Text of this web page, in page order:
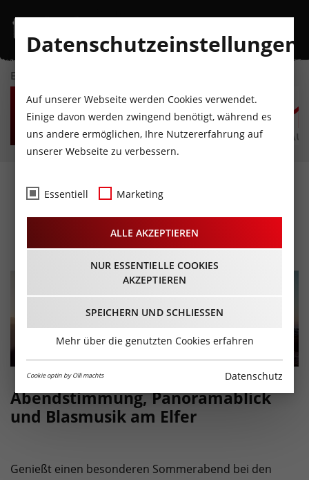
EVENTKALENDER
MO
10
AUGUST
DI
11
AUGUST
MI
12
AUGUST
DO
13
AUGUST
FR
14
AUGUST
Abendfahrt bei den
Elferbahnen
19.08.2026 - Beginn 17:00 Uhr
Abendstimmung, Panoramablick
und Blasmusik am Elfer
Genießt einen besonderen Sommerabend bei den
Datenschutzeinstellungen
Auf unserer Webseite werden Cookies verwendet.
Einige davon werden zwingend benötigt, während es
uns andere ermöglichen, Ihre Nutzererfahrung auf
unserer Webseite zu verbessern.
Essentiell Marketing
ALLE AKZEPTIEREN
NUR ESSENTIELLE COOKIES
AKZEPTIEREN
SPEICHERN UND SCHLIESSEN
Mehr über die genutzten Cookies erfahren
Cookie optin by Olli machts Datenschutz